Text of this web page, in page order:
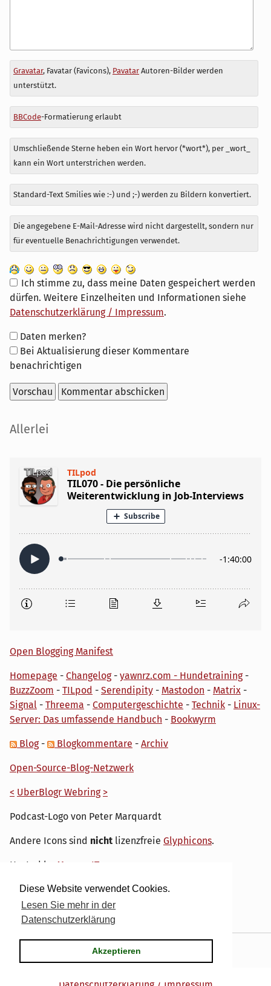
Diese Website verwendet Cookies.
Lesen Sie mehr in der
Datenschutzerklärung
Akzeptieren
Antwort
zu
Gravatar, Favatar (Favicons), PavatarAutoren-Bilder werden
unterstützt.
BBCode-Formatierung erlaubt
Umschließende Sterne heben ein Wort hervor (*wort*), per _wort_
kann ein Wort unterstrichen werden.
Standard-Text Smilies wie :-) und ;-) werden zu Bildern konvertiert.
Die angegebene E-Mail-Adresse wird nicht dargestellt, sondern nur
für eventuelle Benachrichtigungen verwendet.
Ich stimme zu, dass meine Daten gespeichert werden
dürfen. Weitere Einzelheiten und Informationen siehe
Datenschutzerklärung / Impressum.
Formular-
Optionen
Daten merken?
Bei Aktualisierung dieser Kommentare
benachrichtigen
Seitenleiste
Allerlei
Open Blogging Manifest
Homepage - Changelog- yawnrz.com - Hundetraining-
BuzzZoom - TILpod - Serendipity - Mastodon - Matrix -
Signal - Threema - Computergeschichte - Technik - Linux-
Server: Das umfassende Handbuch - Bookwyrm
Blog- Blogkommentare - Archiv
Open-Source-Blog-Netzwerk
< UberBlogr Webring >
Podcast-Logo von Peter Marquardt
Andere Icons sind nicht lizenzfreie Glyphicons.
Hosted by My own IT.
Serendipity& the dirk